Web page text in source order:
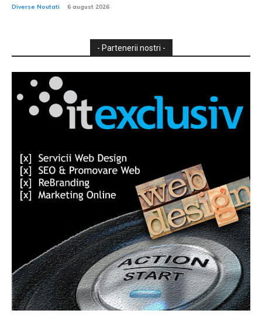
Diverse Noutati 6 august 2026
- Partenerii nostri -